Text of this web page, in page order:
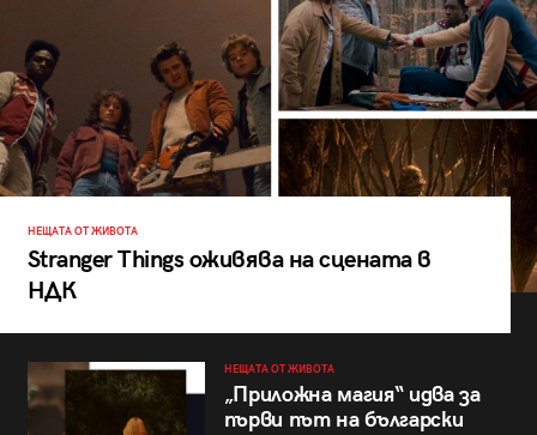
НЕЩАТА ОТ ЖИВОТА
Stranger Things оживява на сцената в
НДК
НЕЩАТА ОТ ЖИВОТА
„Приложна магия“ идва за
първи път на български